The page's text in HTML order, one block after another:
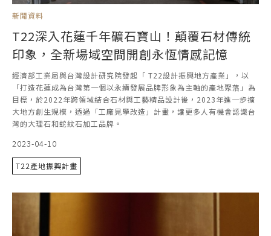
新聞資料
T22深入花蓮千年礦石寶山！顛覆石材傳統
印象，全新場域空間開創永恆情感記憶
經濟部工業局與台灣設計研究院發起「 T22設計振興地方產業」，以
「打造花蓮成為台灣第一個以永續發展品牌形象為主軸的產地聚落」為
目標，於2022年跨領域結合石材與工藝精品設計後，2023年進一步擴
大地方創生規模，透過「工廠見學改造」計畫，讓更多人有機會認識台
灣的大理石和蛇紋石加工品牌。
2023-04-10
T22產地振興計畫